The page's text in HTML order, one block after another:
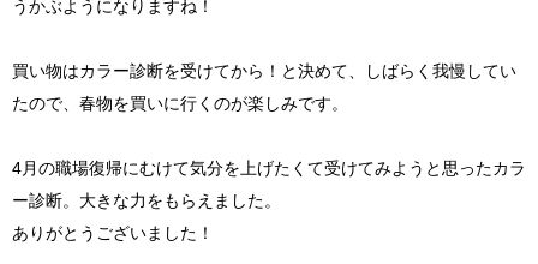
うかぶようになりますね！
買い物はカラー診断を受けてから！と決めて、
しばらく我慢してい
たので、春物を買いに行くのが楽しみです。
4月の職場復帰にむけて気分を上げたくて受けてみようと思ったカ ラ
ー診断。大きな力をもらえました。
ありがとうございました！